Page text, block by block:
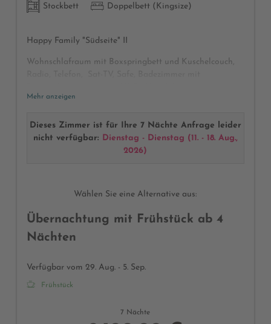
Stockbett Doppelbett (Kingsize)
Happy Family "Südseite" II
Wohnschlafraum mit Boxspringbett und Kuschelcouch,
Kosmetikspiegel, Sonnenbalkon mit herrlichen Blick auf
Klamotten, Verbindungsgang zum separaten
Kinderzimmer mit Etagenbetten und eigenem TV sowie
Mehr anzeigen
Dieses Zimmer ist für Ihre 7 Nächte Anfrage leider
nicht verfügbar: Dienstag - Dienstag ( 11. - 18. Aug.,
2026)
Wählen Sie eine Alternative aus:
Übernachtung mit Frühstück ab 4
Nächten
Verfügbar vom 29. Aug. - 5. Sep.
Frühstück
7 Nächte